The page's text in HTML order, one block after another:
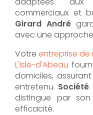
commerciaux et
Girard André
avec une
Votre entreprise
L'Isle-d'Abeau
domiciles,
entretenu.
distingue par
efficacité.